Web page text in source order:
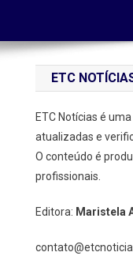
ETC
ETC Notícias é
atualizadas e
O conteúdo é
profissionais.
Editora: Maristela